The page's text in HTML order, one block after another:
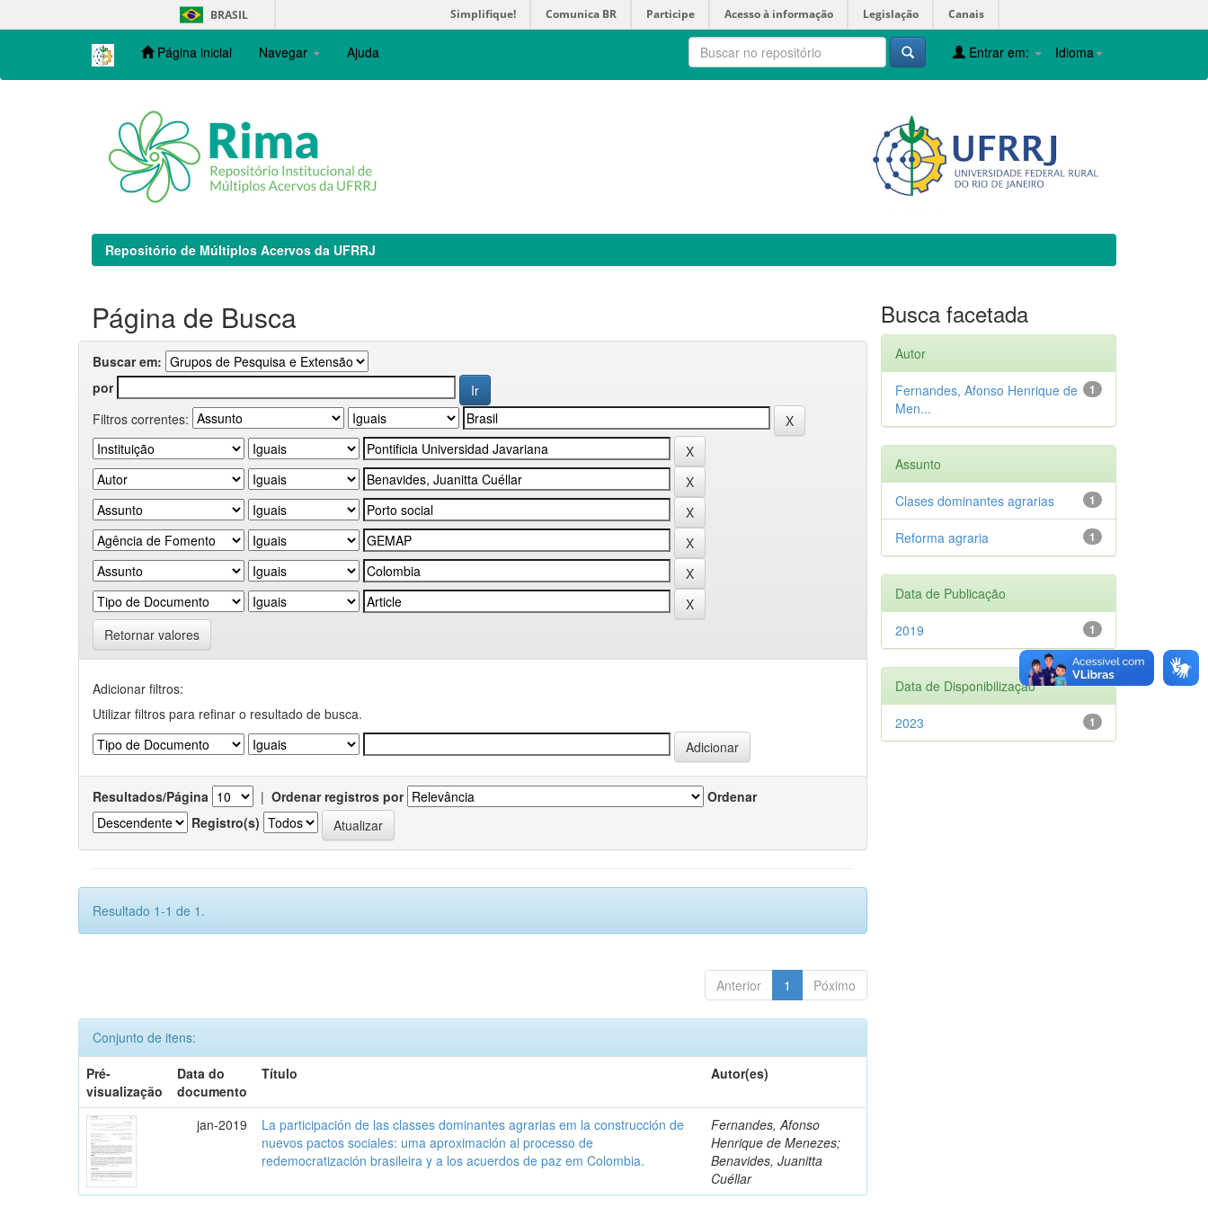
navigation
BRASIL Simplifique! Comunica BR Participe Acesso à informação Legislação Canais
Página inicial Navegar Ajuda Idioma
Entrar em:
Repositório de Múltiplos Acervos da UFRRJ
Página de Busca
Buscar em:
por
Filtros correntes:
Retornar valores
Adicionar filtros:
Utilizar filtros para refinar o resultado de busca.
Resultados/Página | Ordenar registros por
Ordenar
Registro(s)
Resultado 1-1 de 1.
Anterior 1 Póximo
Conjunto de itens:
Pré-
visualização
Data do
documento
Título Autor(es)
jan-2019
La participación de las classes dominantes agrarias em la construcción de
nuevos pactos sociales: uma aproximación al processo de
redemocratización brasileira y a los acuerdos de paz em Colombia.
Fernandes, Afonso
Henrique de Menezes;
Benavides, Juanitta
Cuéllar
Busca facetada
Autor
1
Fernandes, Afonso Henrique de
Men...
Assunto
1
Clases dominantes agrarias
1
Reforma agraria
Data de Publicação
1
2019
Data de Disponibilização
1
2023